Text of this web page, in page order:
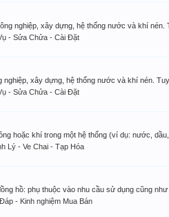
nghiệp, xây dựng, hệ thống nước và khí nén.
- Sửa Chửa - Cài Đặt
xây dựng, hệ thống nước và khí nén. Tuy
- Sửa Chửa - Cài Đặt
hoặc khí trong một hệ thống (ví dụ: nước,
Lý - Ve Chai - Tạp Hóa
hồ: phụ thuộc vào nhu cầu sử dụng cũng như
- Kinh nghiệm Mua Bán